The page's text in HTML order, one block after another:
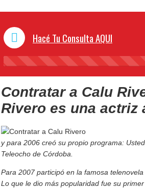
Hacé Tu Consulta AQUI
Contratar a Calu
Rivero es una actriz
y para 2006 creó su propio programa:
Teleocho de Córdoba.
Para 2007 participó en la famosa
Lo que le dio más popularidad fue su